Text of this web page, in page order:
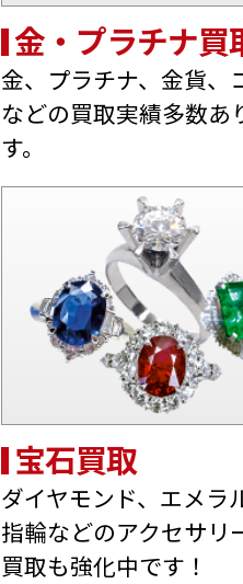
金・プラチナ買
金、プラチナ、金貨、
などの買取実績多数あ
す。
宝石買取
ダイヤモンド、エメラ
指輪などのアクセサリ
買取も強化中です！